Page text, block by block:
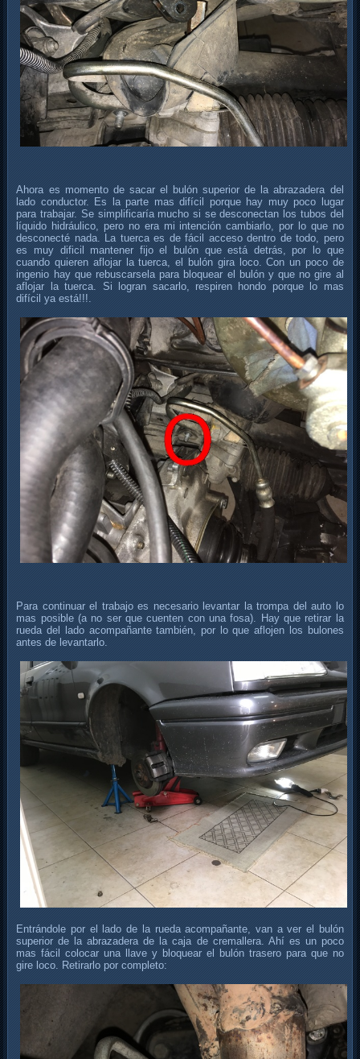
Ahora es momento de sacar el bulón superior de la abrazadera del
lado conductor. Es la parte mas difícil porque hay muy poco lugar
para trabajar. Se simplificaría mucho si se desconectan los tubos del
líquido hidráulico, pero no era mi intención cambiarlo, por lo que no
desconecté nada. La tuerca es de fácil acceso dentro de todo, pero
es muy dificil mantener fijo el bulón que está detrás, por lo que
cuando quieren aflojar la tuerca, el bulón gira loco. Con un poco de
ingenio hay que rebuscarsela para bloquear el bulón y que no gire al
aflojar la tuerca. Si logran sacarlo, respiren hondo porque lo mas
difícil ya está!!!.
Para continuar el trabajo es necesario levantar la trompa del auto lo
mas posible (a no ser que cuenten con una fosa). Hay que retirar la
rueda del lado acompañante también, por lo que aflojen los bulones
antes de levantarlo.
Entrándole por el lado de la rueda acompañante, van a ver el bulón
superior de la abrazadera de la caja de cremallera. Ahí es un poco
mas fácil colocar una llave y bloquear el bulón trasero para que no
gire loco. Retirarlo por completo: